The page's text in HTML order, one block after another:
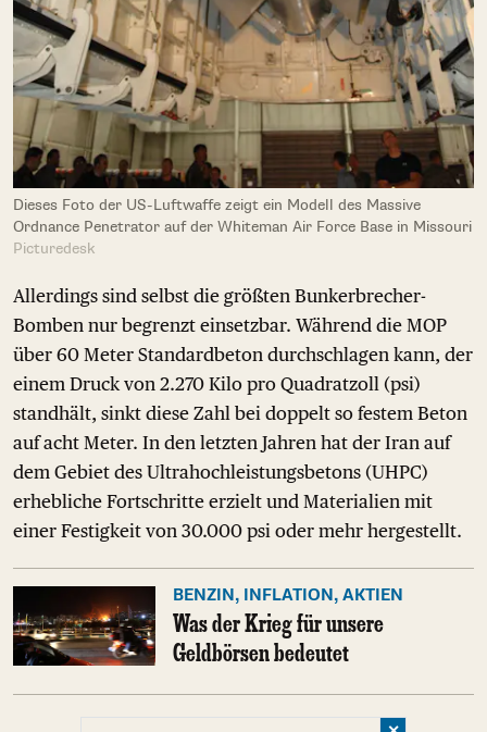
Dieses Foto der US-Luftwaffe zeigt ein Modell des Massive
Ordnance Penetrator auf der Whiteman Air Force Base in Missouri
Picturedesk
Allerdings sind selbst die größten Bunkerbrecher-
Bomben nur begrenzt einsetzbar. Während die MOP
über 60 Meter Standardbeton durchschlagen kann, der
einem Druck von 2.270 Kilo pro Quadratzoll (psi)
standhält, sinkt diese Zahl bei doppelt so festem Beton
auf acht Meter. In den letzten Jahren hat der Iran auf
dem Gebiet des Ultrahochleistungsbetons (UHPC)
erhebliche Fortschritte erzielt und Materialien mit
einer Festigkeit von 30.000 psi oder mehr hergestellt.
BENZIN, INFLATION, AKTIEN
Was der Krieg für unsere
Geldbörsen bedeutet